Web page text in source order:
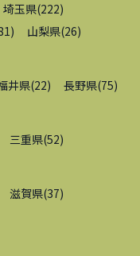
埼玉県(222)
) 山梨県(26)
井県(22) 長野県(75)
三重県(52)
滋賀県(37)